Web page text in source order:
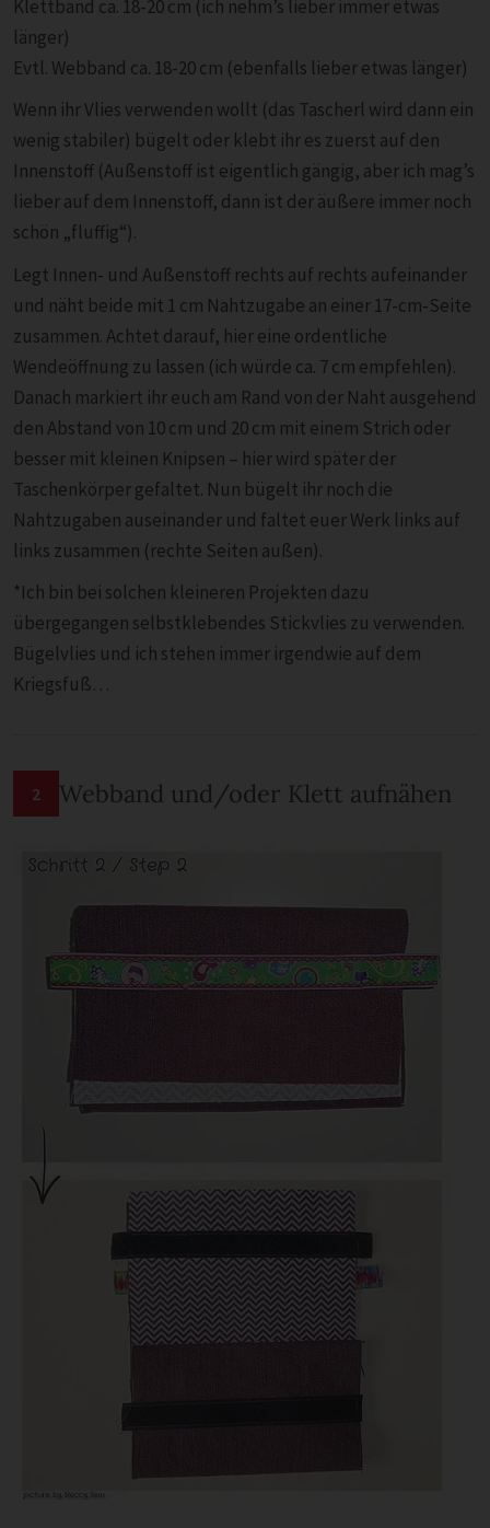
Klettband ca. 18-20 cm (ich nehm’s lieber immer etwas
länger)
Evtl. Webband ca. 18-20 cm (ebenfalls lieber etwas länger)
Wenn ihr Vlies verwenden wollt (das Tascherl wird dann ein
wenig stabiler) bügelt oder klebt ihr es zuerst auf den
Innenstoff (Außenstoff ist eigentlich gängig, aber ich mag’s
lieber auf dem Innenstoff, dann ist der äußere immer noch
schön „fluffig“).
Legt Innen- und Außenstoff rechts auf rechts aufeinander
und näht beide mit 1 cm Nahtzugabe an einer 17-cm-Seite
zusammen. Achtet darauf, hier eine ordentliche
Wendeöffnung zu lassen (ich würde ca. 7 cm empfehlen).
Danach markiert ihr euch am Rand von der Naht ausgehend
den Abstand von 10 cm und 20 cm mit einem Strich oder
besser mit kleinen Knipsen – hier wird später der
Taschenkörper gefaltet. Nun bügelt ihr noch die
Nahtzugaben auseinander und faltet euer Werk links auf
links zusammen (rechte Seiten außen).
*Ich bin bei solchen kleineren Projekten dazu
übergegangen selbstklebendes Stickvlies zu verwenden.
Bügelvlies und ich stehen immer irgendwie auf dem
Kriegsfuß…
2 Webband und/oder Klett aufnähen